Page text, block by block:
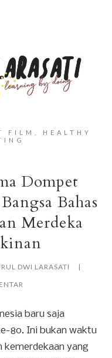
FILM, HEALTHY
Dompet
Bahas
Merdeka
DWI LARASATI
baru saja
80. Ini bukan waktu
yang